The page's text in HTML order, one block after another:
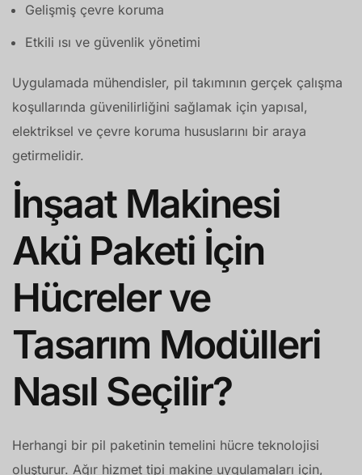
Gelişmiş çevre koruma
Etkili ısı ve güvenlik yönetimi
Uygulamada mühendisler, pil takımının gerçek çalışma
koşullarında güvenilirliğini sağlamak için yapısal,
elektriksel ve çevre koruma hususlarını bir araya
getirmelidir.
İnşaat Makinesi
Akü Paketi İçin
Hücreler ve
Tasarım Modülleri
Nasıl Seçilir?
Herhangi bir pil paketinin temelini hücre teknolojisi
oluşturur. Ağır hizmet tipi makine uygulamaları için,